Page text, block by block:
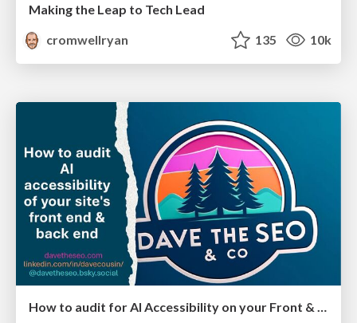
Making the Leap to Tech Lead
cromwellryan
135 10k